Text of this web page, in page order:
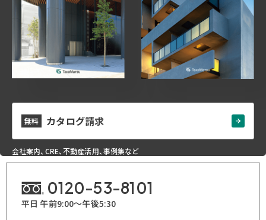
無料 カタログ請求
会社案内、CRE、不動産活用、事例集など
0120-53-8101
平日 午前9:00～午後5:30